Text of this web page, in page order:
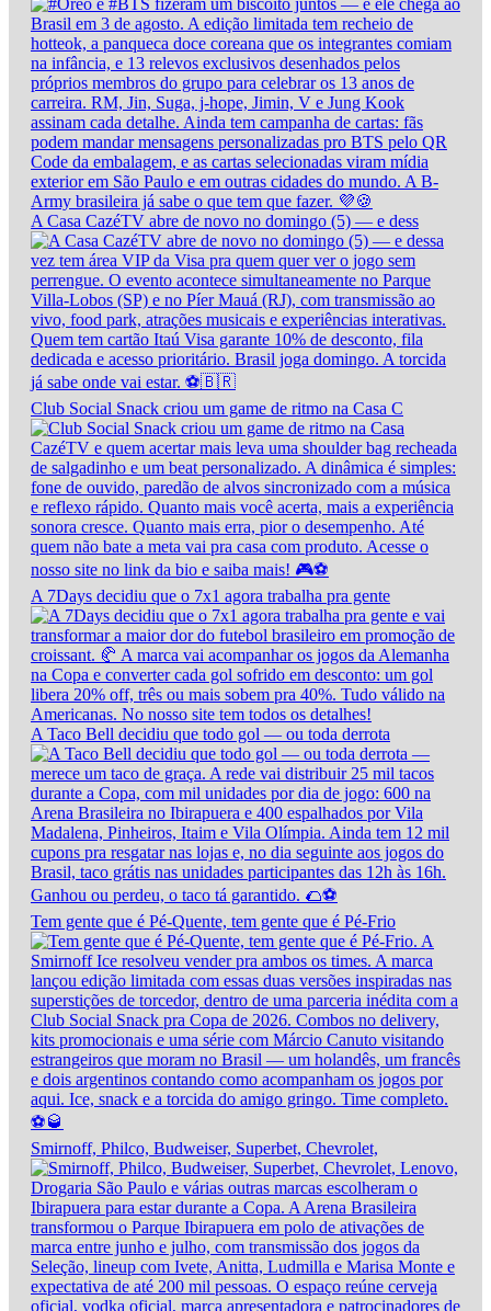
A Casa CazéTV abre de novo no domingo (5) — e dess
Club Social Snack criou um game de ritmo na Casa C
A 7Days decidiu que o 7x1 agora trabalha pra gente
A Taco Bell decidiu que todo gol — ou toda derrota
Tem gente que é Pé-Quente, tem gente que é Pé-Frio
Smirnoff, Philco, Budweiser, Superbet, Chevrolet,